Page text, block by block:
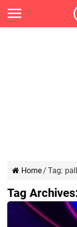
Home/ Tag:
Tag